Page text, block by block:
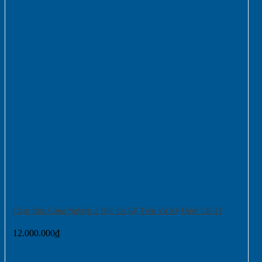
Chậu Rửa Công Nghiệp 2 Hộc Có Kệ Trên Và Kệ Dưới CR-21
12.000.000₫